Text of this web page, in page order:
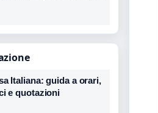
Italiana: guida a orari,
e quotazioni